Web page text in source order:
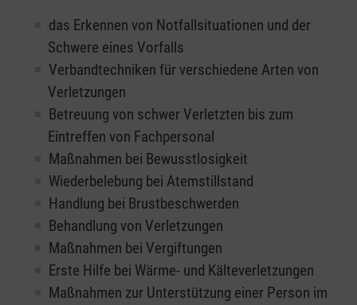
das Erkennen von Notfallsituationen und der
Schwere eines Vorfalls
Verbandtechniken für verschiedene Arten von
Verletzungen
Betreuung von schwer Verletzten bis zum
Eintreffen von Fachpersonal
Maßnahmen bei Bewusstlosigkeit
Wiederbelebung bei Atemstillstand
Handlung bei Brustbeschwerden
Behandlung von Verletzungen
Maßnahmen bei Vergiftungen
Erste Hilfe bei Wärme- und Kälteverletzungen
Maßnahmen zur Unterstützung einer Person im